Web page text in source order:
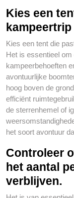
Kies een
Kies een tent die
Het is essentieel
kampeerbehoeften
avontuurlijke
hoog boven de
efficiënt
de sterrenhemel of
het soort avontuur
Controleer
het aantal
verblijven.